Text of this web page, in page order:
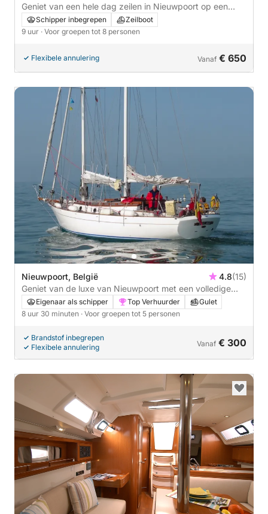
Geniet van een hele dag zeilen in Nieuwpoort op een
zeilboot.
Schipper inbegrepen
Zeilboot
9 uur · Voor groepen tot 8 personen
Flexibele annulering Vanaf € 650
Nieuwpoort, België 4.8(15)
Geniet van de luxe van Nieuwpoort met een volledige
dag op een gulet.
Eigenaar als schipper Top Verhuurder
Gulet
8 uur 30 minuten · Voor groepen tot 5 personen
Brandstof inbegrepen
Flexibele annulering
Vanaf € 300